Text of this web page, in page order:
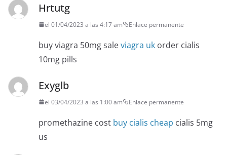
Hrtutg
el 01/04/2023 a las 4:17 am Enlace permanente
buy viagra 50mg saleviagra uk order cialis
10mg pills
Exyglb
el 03/04/2023 a las 1:00 am Enlace permanente
promethazine cost buy cialis cheap cialis 5mg
us